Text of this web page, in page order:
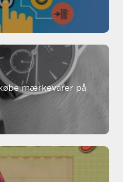
mærkevarer på